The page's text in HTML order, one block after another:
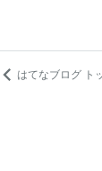
はてなブログ ト